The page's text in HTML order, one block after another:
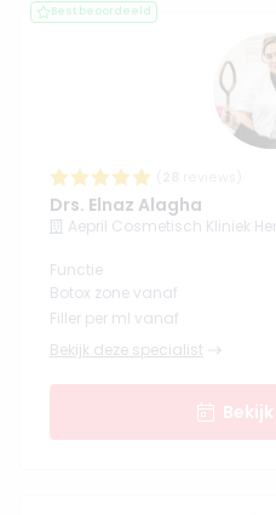
Best beoordeeld
Drs. Elnaz Alagha
Aepril Cosmetisch Kliniek
Functie
Botox zone vanaf
Filler per ml vanaf
Bekijk deze specialist